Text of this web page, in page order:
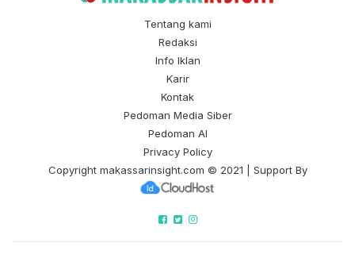
Tentang kami
Redaksi
Info Iklan
Karir
Kontak
Pedoman Media Siber
Pedoman AI
Privacy Policy
Copyright makassarinsight.com © 2021 | Support By